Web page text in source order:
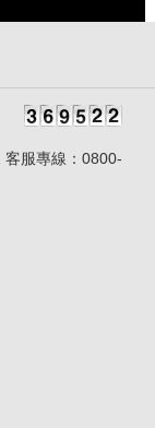
服專線：0800-